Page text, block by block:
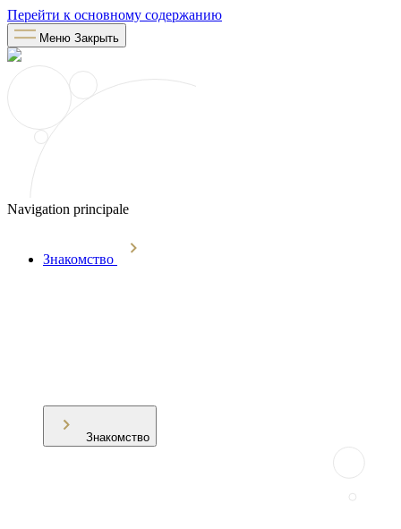
Перейти к основному содержанию
Меню Закрыть
Navigation principale
Знакомство
Знакомство